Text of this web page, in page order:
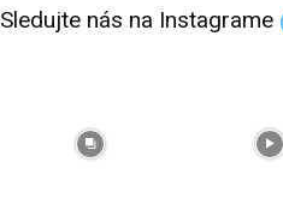
Sledujte nás na Instagrame